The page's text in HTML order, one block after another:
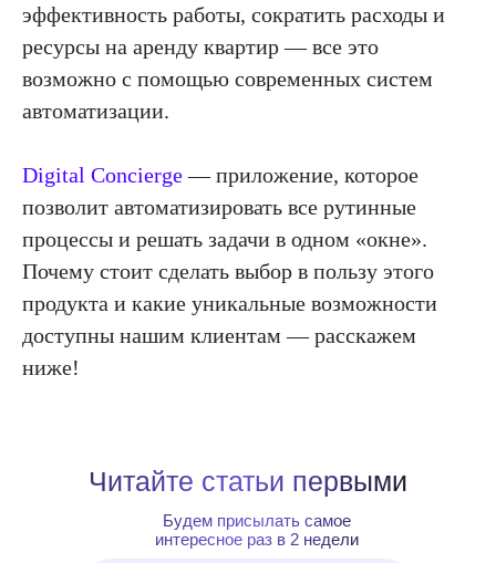
эффективность работы, сократить расходы и
ресурсы на аренду квартир — все это
возможно с помощью современных систем
автоматизации.
Digital Concierge— приложение, которое
позволит автоматизировать все рутинные
процессы и решать задачи в одном «окне».
Почему стоит сделать выбор в пользу этого
продукта и какие уникальные возможности
доступны нашим клиентам — расскажем
ниже!
Читайте статьи первыми
Будем присылать самое
интересное раз в 2 недели